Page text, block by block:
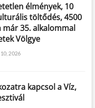
élmények, 10
töltődés, 4500
35. alkalommal
Völgye
2026
kapcsol a Víz,